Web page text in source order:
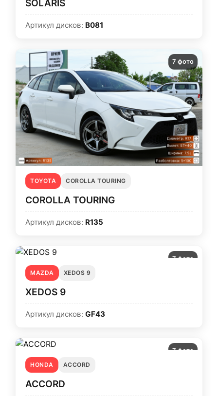
SOLARIS
Артикул дисков: B081
7 фото
TOYOTA COROLLA TOURING
COROLLA TOURING
Артикул дисков: R135
7 фото
MAZDA
XEDOS 9
XEDOS 9
Артикул дисков: GF43
7 фото
HONDA
ACCORD
ACCORD